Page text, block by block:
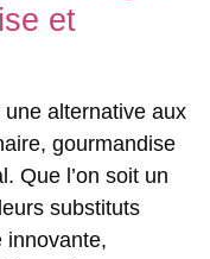
et
une alternative aux
gourmandise
Que l’on soit un
substituts
innovante,